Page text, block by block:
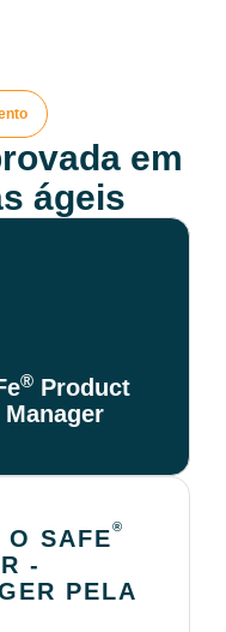
em
ágeis
® Product
O SAFE®
-
PELA